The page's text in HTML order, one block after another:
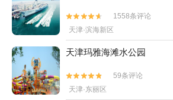


1558条评论
天津·滨海新区
天津玛雅海滩水公园


59条评论
天津·东丽区